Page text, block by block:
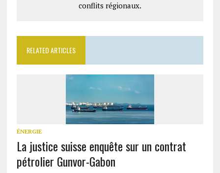
conflits régionaux.
RELATED ARTICLES
ÉNERGIE
La justice suisse enquête sur un contrat
pétrolier Gunvor-Gabon